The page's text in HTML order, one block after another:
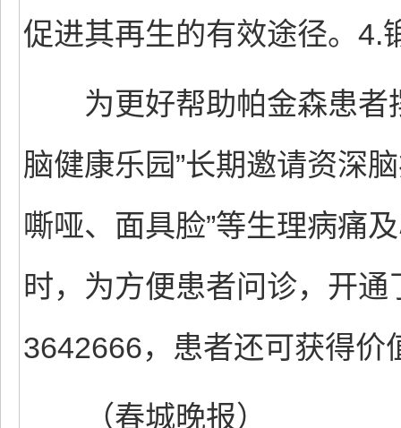
促进其再生的有效途径。4.
为更好帮助帕金森患者摆
脑健康乐园”长期邀请资深
嘶哑、面具脸”等生理病痛
时，为方便患者问诊，开
3642666，患者还可获得价
（春城晚报）